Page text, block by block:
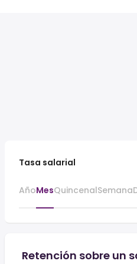
Tasa salarial
AñoMesQuincenalSemana
Retención sobre un